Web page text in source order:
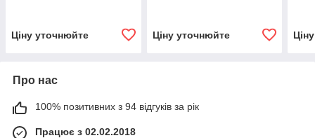
Ціну уточнюйте Ціну уточнюйте
Про нас
100% позитивних з 94 відгуків за рік
Працює з 02.02.2018